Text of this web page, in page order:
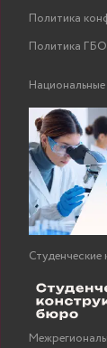
Политика
Политика